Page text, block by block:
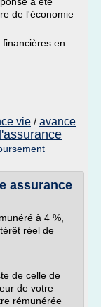
de l'économie
en
vie / avance
assurance
à 4 %,
réel de
de celle de
de votre
rémunérée